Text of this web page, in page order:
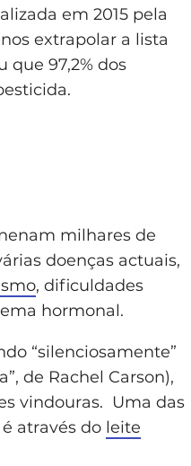
em 2015 pela
extrapolar a lista
que 97,2% dos
milhares de
doenças actuais,
, dificuldades
hormonal.
“silenciosamente”
de Rachel Carson),
vindouras. Uma das
através do leite